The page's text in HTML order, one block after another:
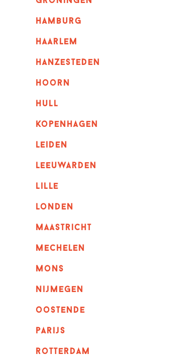
hamburg
haarlem
hanzesteden
hoorn
hull
kopenhagen
leiden
leeuwarden
lille
londen
maastricht
mechelen
mons
nijmegen
oostende
parijs
rotterdam